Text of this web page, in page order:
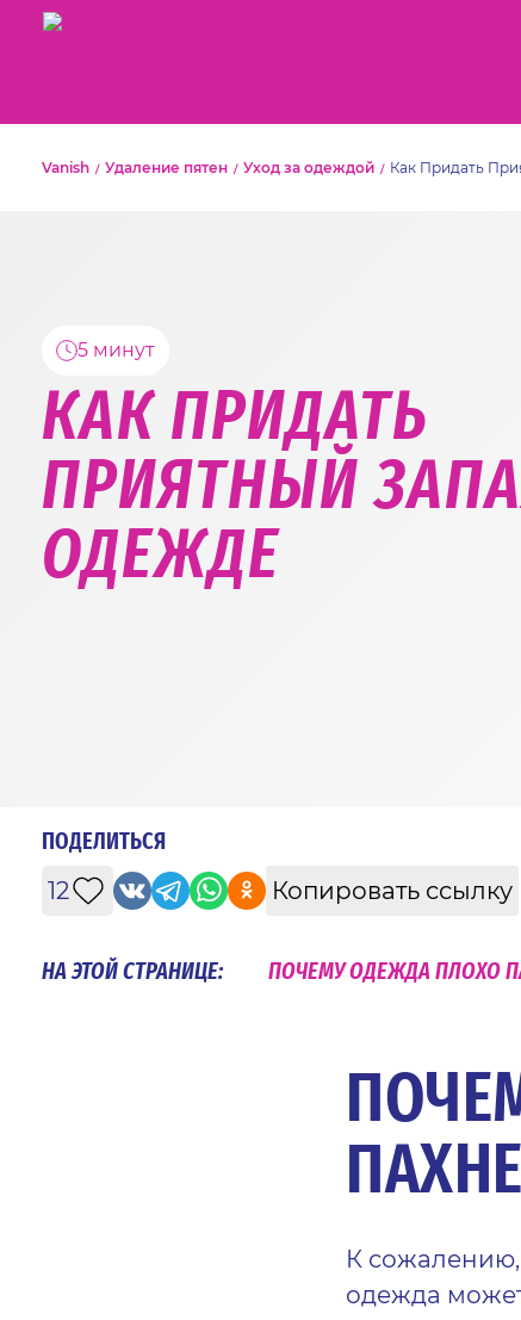
Vanish Удаление пятен Уход за одеждой Как Придать
5 минут
КАК ПРИДАТЬ
ПРИЯТНЫЙ
ОДЕЖДЕ
ПОДЕЛИТЬСЯ
12
Копировать ссылку
НА ЭТОЙ СТРАНИЦЕ: ПОЧЕМУ ОДЕЖДА ПЛОХО
К
одежда